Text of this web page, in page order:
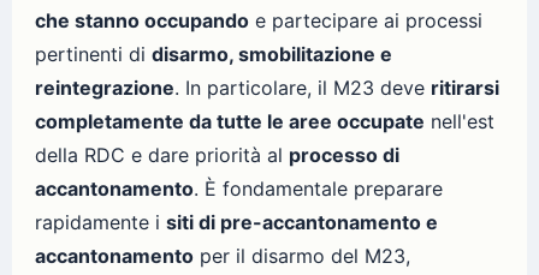
che stanno occupando e partecipare ai processi
pertinenti di disarmo, smobilitazione e
reintegrazione. In particolare, il M23 deve ritirarsi
completamente da tutte le aree occupate nell'est
della RDC e dare priorità al processo di
accantonamento. È fondamentale preparare
rapidamente i siti di pre-accantonamento e
accantonamento per il disarmo del M23,